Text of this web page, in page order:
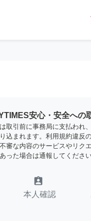
安心・安全への
取引前に事務局に支払われ
込まれます。利用規約違反
審な内容のサービスやリク
った場合は通報してください
assignment_ind
本人確認